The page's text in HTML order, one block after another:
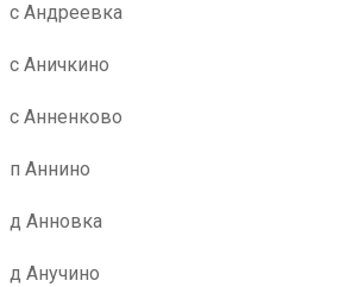
с Андреевка
с Аничкино
с Анненково
п Аннино
д Анновка
д Анучино